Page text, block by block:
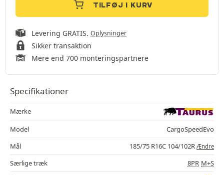
TILFØJ I KURV
Levering GRATIS. Oplysninger
Sikker transaktion
Mere end 700 monteringspartnere
Specifikationer
Mærke
Model
CargoSpeedEvo
Mål
185/75 R16C 104/102R Ændre
Særlige træk 8PR M+S